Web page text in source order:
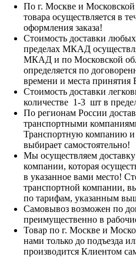
По г. Москве и Московской
товара осуществляется в
оформления заказа!
Стоимость доставки
пределах МКАД
МКАД и по Московской
определяется по
времени и места принятия
Стоимость доставки
количестве 1-3 шт в
По регионам России
транспортными
Транспортную компанию и
выбирает самостоятельно!
Мы осуществляем
компании, которая
в указанное вами место!
транспортной компании,
по тарифам, указанным
Самовывоз возможен по
преимущественно в
Товар по г. Москве и
нами только до подъезда
производится Клиентом